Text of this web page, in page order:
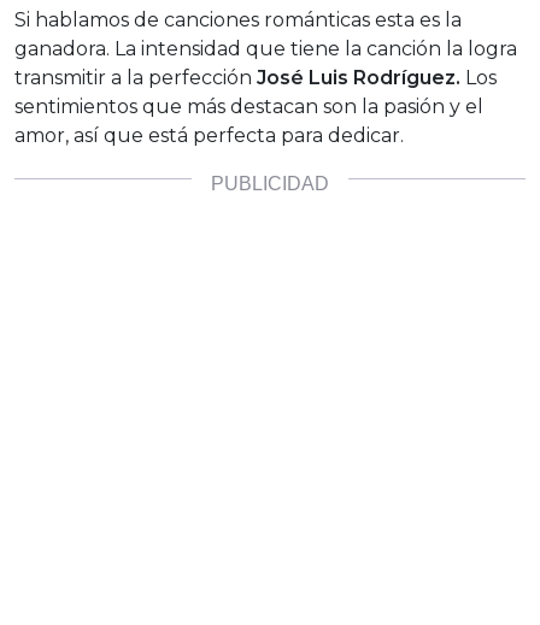
Si hablamos de canciones románticas esta es la
ganadora. La intensidad que tiene la canción la logra
transmitir a la perfección José Luis Rodríguez. Los
sentimientos que más destacan son la pasión y el
amor, así que está perfecta para dedicar.